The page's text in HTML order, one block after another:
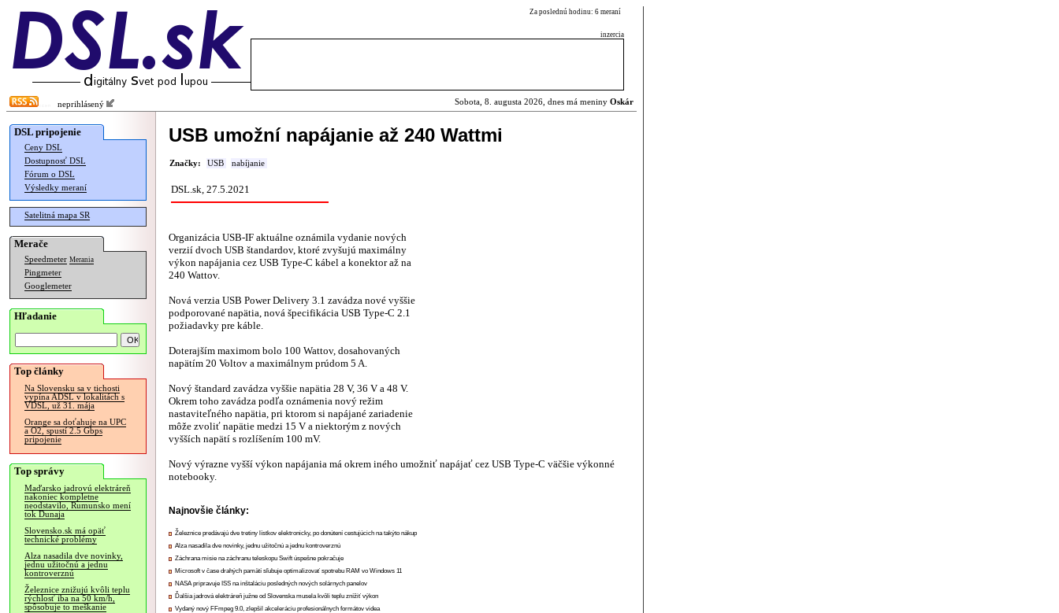
Za poslednú hodinu: 6 meraní
inzercia
neprihlásený Sobota, 8. augusta 2026, dnes má meniny Oskár
DSL pripojenie
Ceny DSL
Dostupnosť DSL
Fórum o DSL
Výsledky meraní
Satelitná mapa SR
Merače
Speedmeter Merania
Pingmeter
Googlemeter
Hľadanie
Top články
Na Slovensku sa v tichosti
vypína ADSL v lokalitách s
VDSL, už 31. mája
Orange sa doťahuje na UPC
a O2, spustí 2.5 Gbps
pripojenie
Top správy
Maďarsko jadrovú elektráreň
nakoniec kompletne
neodstavilo, Rumunsko mení
tok Dunaja
Slovensko.sk má opäť
technické problémy
Alza nasadila dve novinky,
jednu užitočnú a jednu
kontroverznú
Železnice znižujú kvôli teplu
rýchlosť iba na 50 km/h,
spôsobuje to meškanie
USB umožní napájanie až 240 Wattmi
Značky: USB nabíjanie
DSL.sk, 27.5.2021
Organizácia USB-IF aktuálne oznámila vydanie nových
verzií dvoch USB štandardov, ktoré zvyšujú maximálny
výkon napájania cez USB Type-C kábel a konektor až na
240 Wattov.
Nová verzia USB Power Delivery 3.1 zavádza nové vyššie
podporované napätia, nová špecifikácia USB Type-C 2.1
požiadavky pre káble.
Doterajším maximom bolo 100 Wattov, dosahovaných
napätím 20 Voltov a maximálnym prúdom 5 A.
Nový štandard zavádza vyššie napätia 28 V, 36 V a 48 V.
Okrem toho zavádza podľa oznámenia nový režim
nastaviteľného napätia, pri ktorom si napájané zariadenie
môže zvoliť napätie medzi 15 V a niektorým z nových
vyšších napätí s rozlíšením 100 mV.
Nový výrazne vyšší výkon napájania má okrem iného umožniť napájať cez USB Type-C väčšie výkonné
notebooky.
Najnovšie články:
Železnice predávajú dve tretiny lístkov elektronicky, po donútení cestujúcich na takýto nákup
Alza nasadila dve novinky, jednu užitočnú a jednu kontroverznú
Záchrana misie na záchranu teleskopu Swift úspešne pokračuje
Microsoft v čase drahých pamätí sľubuje optimalizovať spotrebu RAM vo Windows 11
NASA pripravuje ISS na inštaláciu posledných nových solárnych panelov
Ďalšia jadrová elektráreň južne od Slovenska musela kvôli teplu znížiť výkon
Vydaný nový FFmpeg 9.0, zlepšil akceleráciu profesionálnych formátov videa